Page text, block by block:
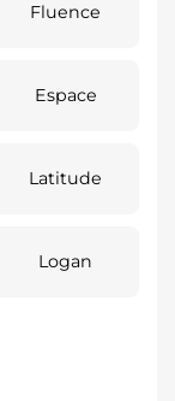
Fluence
Espace
Latitude
Logan